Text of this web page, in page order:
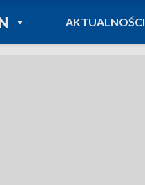
DO
AKTUALNOŚCI